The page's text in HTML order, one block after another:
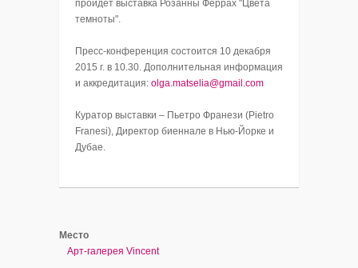
пройдет выставка Розанны Феррах "Цвета
темноты".
Пресс-конференция состоится 10 декабря
2015 г. в 10.30. Дополнительная информация
и аккредитация: olga.matselia@gmail.com
Куратор выставки – Пьетро Франези (Pietro
Franesi), Директор биеннале в Нью-Йорке и
Дубае.
Место
Арт-галерея Vincent